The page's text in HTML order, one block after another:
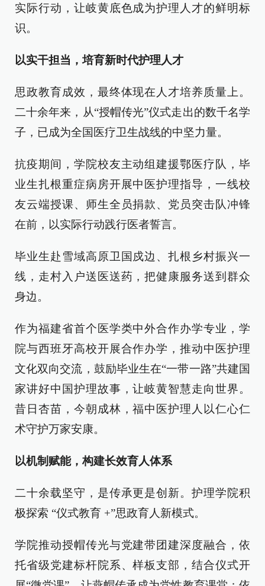
实际行动，让岐黄底色成为护理人才的鲜明标
识。
以实干担当，培育新时代护理人才
思政教育成效，最终体现在人才培养质量上。
二十余年来，从“授帽传光”仪式走出的数千名学
子，已成为全国医疗卫生战线的中坚力量。
抗疫期间，学院校友主动组建援鄂医疗队，毕
业生扎根重症病房开展中医护理指导，一线校
友云端授课、师生全员捐款、党员突击队冲锋
在前，以实际行动践行医者誓言。
毕业生赴雪域高原卫国戍边、扎根乡村振兴一
线，走村入户送医送药，把健康服务送到群众
身边。
作为福建省首个医学类中外合作办学专业，学
院与西班牙高校开展合作办学，推动中医护理
文化双向交流，鼓励毕业生在“一带一路”共建国
家讲好中国护理故事，让岐黄智慧走向世界。
昔日杏苗，今朝成林，福中医护理人以仁心仁
术守护万家安康。
以机制赋能，构建长效育人体系
二十余载坚守，是传承更是创新。护理学院积
极探索 “仪式教育 +”思政育人新模式。
学院推动授帽传光与党建带团建深度融合，依
托省级党建标杆院系、样板支部，结合仪式开